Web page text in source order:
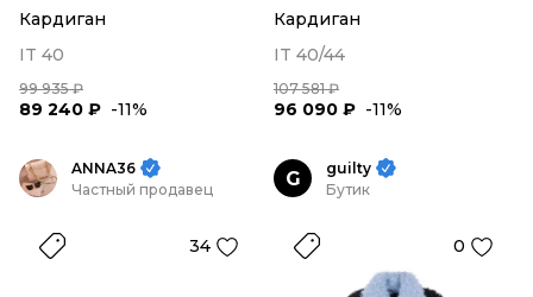
Кардиган
IT 40
99 935 ₽
89 240 ₽ -11%
Кардиган
IT 40/44
107 581 ₽
96 090 ₽ -11%
ANNA36
Частный продавец
34
G
guilty
Бутик
0